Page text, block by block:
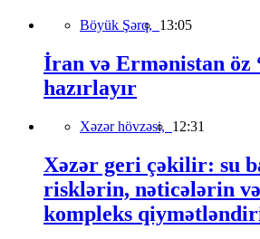
Böyük Şərq, 13:05
İran və Ermənistan
hazırlayır
Xəzər hövzəsi, 12:31
Xəzər geri çəkilir: su
risklərin, nəticələrin
kompleks